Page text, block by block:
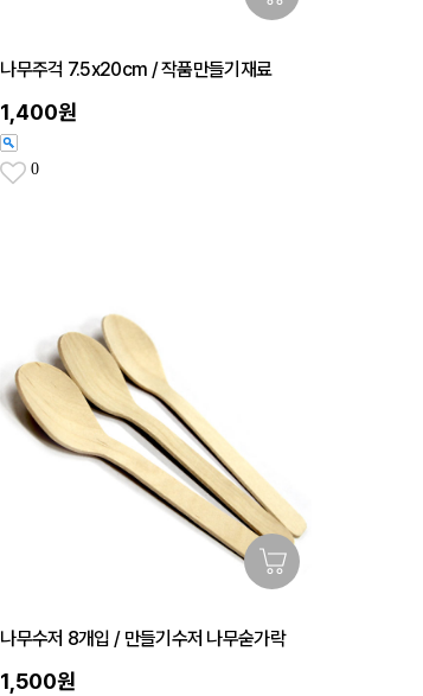
나무주걱 7.5x20cm / 작품만들기재료
1,400원
0
나무수저 8개입 / 만들기수저 나무숟가락
1,500원